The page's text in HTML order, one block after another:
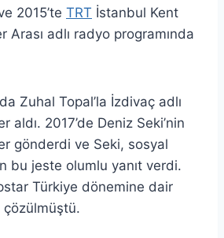
2015’te TRT İstanbul Kent
Arası adlı radyo programında
Zuhal Topal’la İzdivaç adlı
aldı. 2017’de Deniz Seki’nin
gönderdi ve Seki, sosyal
bu jeste olumlu yanıt verdi.
Türkiye dönemine dair
çözülmüştü.